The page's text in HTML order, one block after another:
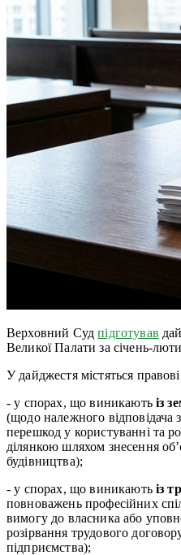
Верховний Судпідготував
Великої Палати за січень-
У дайджестя містяться
- у спорах, що виникають із
(щодо належного
перешкод у користуванні та
ділянкою шляхом знесення
будівництва);
- у спорах, що виникають із
повноважень професійних
вимогу до власника або
розірвання трудового
підприємства);